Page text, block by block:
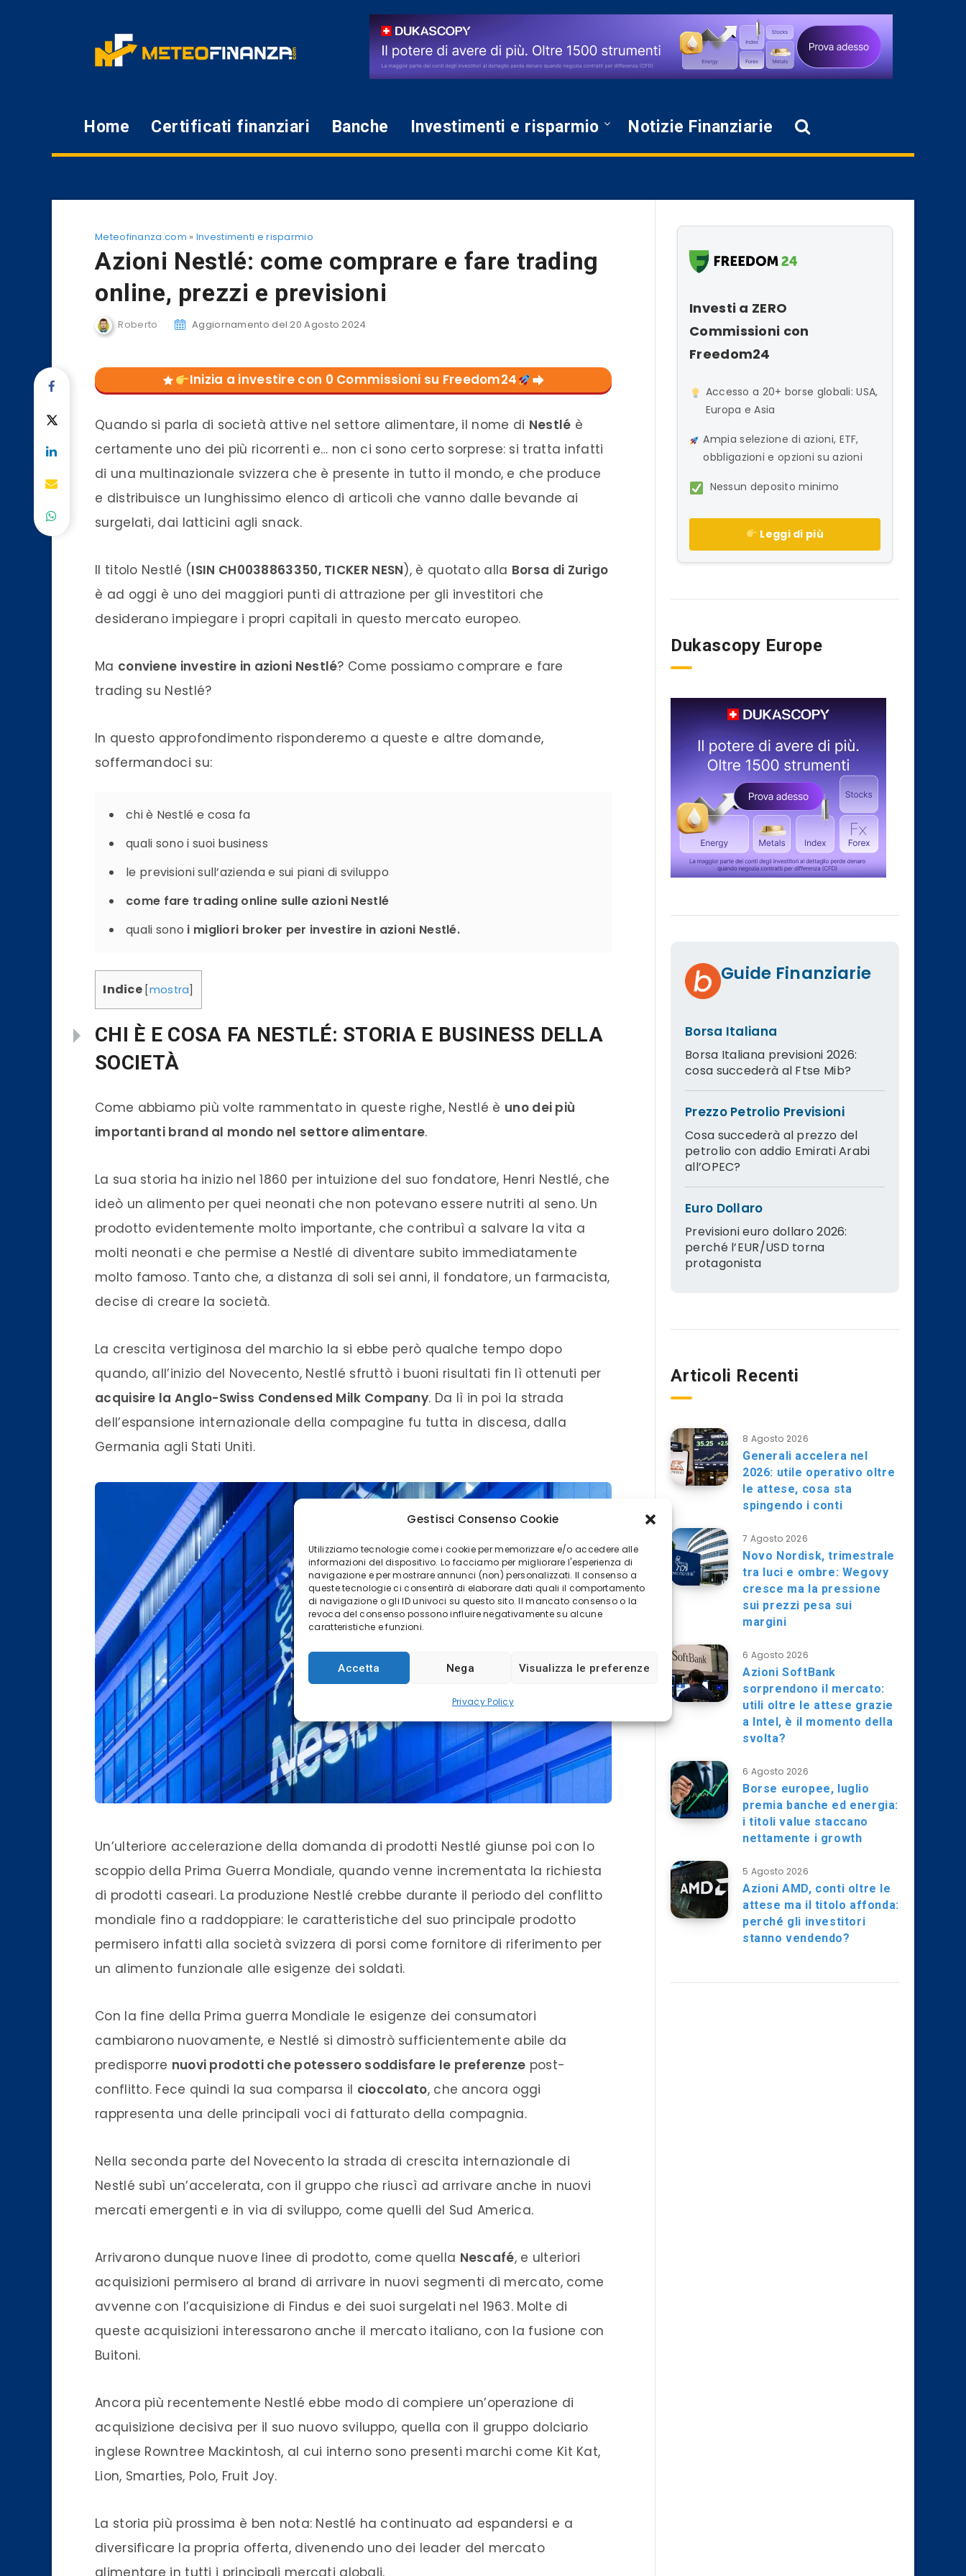
Gestisci Consenso Cookie
Utilizziamo tecnologie come i cookie per memorizzare e/o accedere alle
informazioni del dispositivo. Lo facciamo per migliorare l'esperienza di
navigazione e per mostrare annunci (non) personalizzati. Il consenso a
queste tecnologie ci consentirà di elaborare dati quali il comportamento
di navigazione o gli ID univoci su questo sito. Il mancato consenso o la
revoca del consenso possono influire negativamente su alcune
caratteristiche e funzioni.
Accetta Nega Visualizza le preferenze
Privacy Policy
Home Certificati finanziari Banche Investimenti e risparmio Notizie Finanziarie
Meteofinanza.com » Investimenti e risparmio
Azioni Nestlé: come comprare e fare trading
online, prezzi e previsioni
Roberto Aggiornamento del 20 Agosto 2024
Inizia a investire con 0 Commissioni su Freedom24
Quando si parla di società attive nel settore alimentare, il nome di Nestlé è
certamente uno dei più ricorrenti e… non ci sono certo sorprese: si tratta infatti
di una multinazionale svizzera che è presente in tutto il mondo, e che produce
e distribuisce un lunghissimo elenco di articoli che vanno dalle bevande ai
surgelati, dai latticini agli snack.
Il titolo Nestlé (ISIN CH0038863350, TICKER NESN), è quotato alla Borsa di Zurigo
è ad oggi è uno dei maggiori punti di attrazione per gli investitori che
desiderano impiegare i propri capitali in questo mercato europeo.
Ma conviene investire in azioni Nestlé? Come possiamo comprare e fare
trading su Nestlé?
In questo approfondimento risponderemo a queste e altre domande,
soffermandoci su:
chi è Nestlé e cosa fa
quali sono i suoi business
le previsioni sull’azienda e sui piani di sviluppo
come fare trading online sulle azioni Nestlé
quali sono i migliori broker per investire in azioni Nestlé.
Indice [mostra
CHI È E COSA FA NESTLÉ: STORIA E BUSINESS DELLA
SOCIETÀ
Come abbiamo più volte rammentato in queste righe, Nestlé è uno dei più
importanti brand al mondo nel settore alimentare.
La sua storia ha inizio nel 1860 per intuizione del suo fondatore, Henri Nestlé, che
ideò un alimento per quei neonati che non potevano essere nutriti al seno. Un
prodotto evidentemente molto importante, che contribuì a salvare la vita a
molti neonati e che permise a Nestlé di diventare subito immediatamente
molto famoso. Tanto che, a distanza di soli sei anni, il fondatore, un farmacista,
decise di creare la società.
La crescita vertiginosa del marchio la si ebbe però qualche tempo dopo
quando, all’inizio del Novecento, Nestlé sfruttò i buoni risultati fin lì ottenuti per
acquisire la Anglo-Swiss Condensed Milk Company. Da lì in poi la strada
dell’espansione internazionale della compagine fu tutta in discesa, dalla
Germania agli Stati Uniti.
Un’ulteriore accelerazione della domanda di prodotti Nestlé giunse poi con lo
scoppio della Prima Guerra Mondiale, quando venne incrementata la richiesta
di prodotti caseari. La produzione Nestlé crebbe durante il periodo del conflitto
mondiale fino a raddoppiare: le caratteristiche del suo principale prodotto
permisero infatti alla società svizzera di porsi come fornitore di riferimento per
un alimento funzionale alle esigenze dei soldati.
Con la fine della Prima guerra Mondiale le esigenze dei consumatori
cambiarono nuovamente, e Nestlé si dimostrò sufficientemente abile da
predisporre nuovi prodotti che potessero soddisfare le preferenze post-
conflitto. Fece quindi la sua comparsa il cioccolato, che ancora oggi
rappresenta una delle principali voci di fatturato della compagnia.
Nella seconda parte del Novecento la strada di crescita internazionale di
Nestlé subì un’accelerata, con il gruppo che riuscì ad arrivare anche in nuovi
mercati emergenti e in via di sviluppo, come quelli del Sud America.
Arrivarono dunque nuove linee di prodotto, come quella Nescafé, e ulteriori
acquisizioni permisero al brand di arrivare in nuovi segmenti di mercato, come
avvenne con l’acquisizione di Findus e dei suoi surgelati nel 1963. Molte di
queste acquisizioni interessarono anche il mercato italiano, con la fusione con
Buitoni.
Ancora più recentemente Nestlé ebbe modo di compiere un’operazione di
acquisizione decisiva per il suo nuovo sviluppo, quella con il gruppo dolciario
inglese Rowntree Mackintosh, al cui interno sono presenti marchi come Kit Kat,
Lion, Smarties, Polo, Fruit Joy.
La storia più prossima è ben nota: Nestlé ha continuato ad espandersi e a
diversificare la propria offerta, divenendo uno dei leader del mercato
alimentare in tutti i principali mercati globali.
Investi a ZERO
Commissioni con
Freedom24
Accesso a 20+ borse globali: USA,
Europa e Asia
Ampia selezione di azioni, ETF,
obbligazioni e opzioni su azioni
Nessun deposito minimo
Leggi di più
Dukascopy Europe
Guide Finanziarie
Borsa Italiana
Borsa Italiana previsioni 2026:
cosa succederà al Ftse Mib?
Prezzo Petrolio Previsioni
Cosa succederà al prezzo del
petrolio con addio Emirati Arabi
all’OPEC?
Euro Dollaro
Previsioni euro dollaro 2026:
perché l’EUR/USD torna
protagonista
Articoli Recenti
8 Agosto 2026
Generali accelera nel
2026: utile operativo oltre
le attese, cosa sta
spingendo i conti
7 Agosto 2026
Novo Nordisk, trimestrale
tra luci e ombre: Wegovy
cresce ma la pressione
sui prezzi pesa sui
margini
6 Agosto 2026
Azioni SoftBank
sorprendono il mercato:
utili oltre le attese grazie
a Intel, è il momento della
svolta?
6 Agosto 2026
Borse europee, luglio
premia banche ed energia:
i titoli value staccano
nettamente i growth
5 Agosto 2026
Azioni AMD, conti oltre le
attese ma il titolo affonda:
perché gli investitori
stanno vendendo?